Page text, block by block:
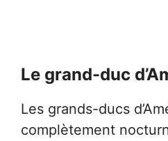
Le grand-duc
Les grands-ducs
complètement